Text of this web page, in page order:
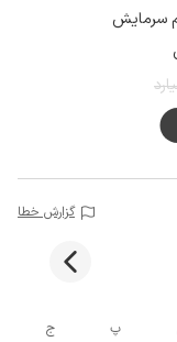
سرمایش
گزارش خطا
پ ج